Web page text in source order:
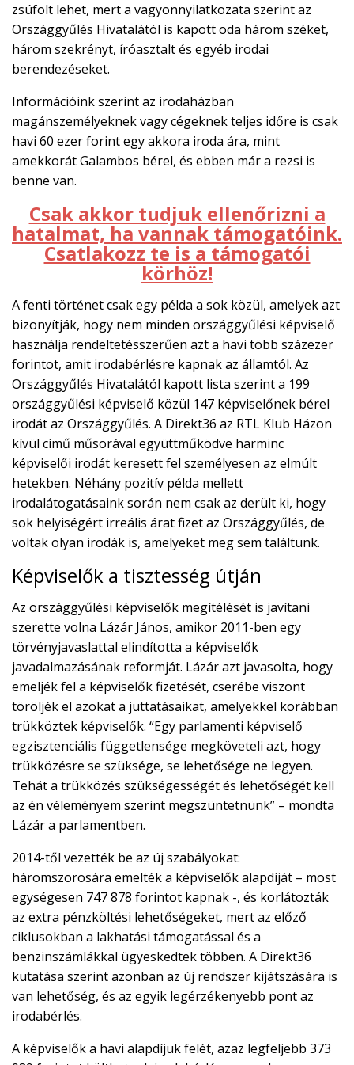
zsúfolt lehet, mert a vagyonnyilatkozata szerint az
Országgyűlés Hivatalától is kapott oda három széket,
három szekrényt, íróasztalt és egyéb irodai
berendezéseket.
Információink szerint az irodaházban
magánszemélyeknek vagy cégeknek teljes időre is csak
havi 60 ezer forint egy akkora iroda ára, mint
amekkorát Galambos bérel, és ebben már a rezsi is
benne van.
Csak akkor tudjuk ellenőrizni a
hatalmat, ha vannak támogatóink.
Csatlakozz te is a támogatói
körhöz!
A fenti történet csak egy példa a sok közül, amelyek azt
bizonyítják, hogy nem minden országgyűlési képviselő
használja rendeltetésszerűen azt a havi több százezer
forintot, amit irodabérlésre kapnak az államtól. Az
Országgyűlés Hivatalától kapott lista szerint a 199
országgyűlési képviselő közül 147 képviselőnek bérel
irodát az Országgyűlés. A Direkt36 az RTL Klub Házon
kívül című műsorával együttműködve harminc
képviselői irodát keresett fel személyesen az elmúlt
hetekben. Néhány pozitív példa mellett
irodalátogatásaink során nem csak az derült ki, hogy
sok helyiségért irreális árat fizet az Országgyűlés, de
voltak olyan irodák is, amelyeket meg sem találtunk.
Képviselők a tisztesség útján
Az országgyűlési képviselők megítélését is javítani
szerette volna Lázár János, amikor 2011-ben egy
törvényjavaslattal elindította a képviselők
javadalmazásának reformját. Lázár azt javasolta, hogy
emeljék fel a képviselők fizetését, cserébe viszont
töröljék el azokat a juttatásaikat, amelyekkel korábban
trükköztek képviselők. “Egy parlamenti képviselő
egzisztenciális függetlensége megköveteli azt, hogy
trükközésre se szüksége, se lehetősége ne legyen.
Tehát a trükközés szükségességét és lehetőségét kell
az én véleményem szerint megszüntetnünk” – mondta
Lázár a parlamentben.
2014-től vezették be az új szabályokat:
háromszorosára emelték a képviselők alapdíját – most
egységesen 747 878 forintot kapnak -, és korlátozták
az extra pénzköltési lehetőségeket, mert az előző
ciklusokban a lakhatási támogatással és a
benzinszámlákkal ügyeskedtek többen. A Direkt36
kutatása szerint azonban az új rendszer kijátszására is
van lehetőség, és az egyik legérzékenyebb pont az
irodabérlés.
A képviselők a havi alapdíjuk felét, azaz legfeljebb 373